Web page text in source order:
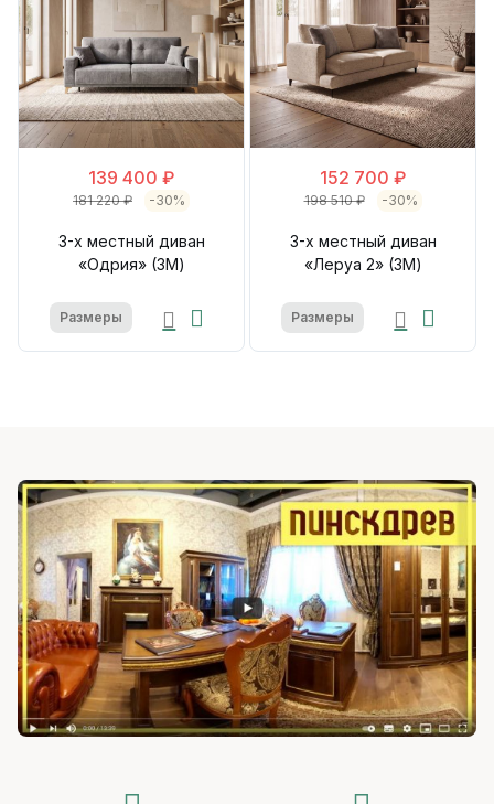
139 400 ₽
181 220 ₽ -30%
3-х местный диван
«Одрия» (3M)
Размеры
152 700 ₽
198 510 ₽ -30%
3-х местный диван
«Леруа 2» (3M)
Размеры